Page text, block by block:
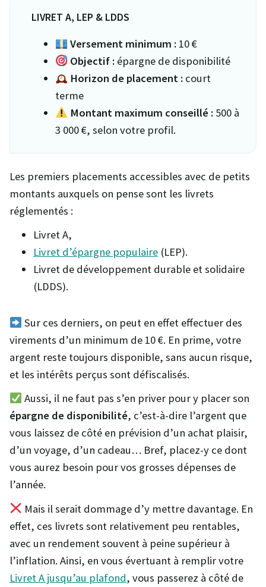
LIVRET A, LEP & LDDS
Versement minimum : 10 €
Objectif : épargne de disponibilité
Horizon de placement : court
terme
Montant maximum conseillé : 500 à
3 000 €, selon votre profil.
Les premiers placements accessibles avec de petits
montants auxquels on pense sont les livrets
réglementés :
Livret A,
Livret d’épargne populaire (LEP).
Livret de développement durable et solidaire
(LDDS).
Sur ces derniers, on peut en effet effectuer des
virements d’un minimum de 10 €. En prime, votre
argent reste toujours disponible, sans aucun risque,
et les intérêts perçus sont défiscalisés.
Aussi, il ne faut pas s’en priver pour y placer son
épargne de disponibilité, c’est-à-dire l’argent que
vous laissez de côté en prévision d’un achat plaisir,
d’un voyage, d’un cadeau… Bref, placez-y ce dont
vous aurez besoin pour vos grosses dépenses de
l’année.
Mais il serait dommage d’y mettre davantage. En
effet, ces livrets sont relativement peu rentables,
avec un rendement souvent à peine supérieur à
l’inflation. Ainsi, en vous évertuant à remplir votre
Livret A jusqu’au plafond, vous passerez à côté de